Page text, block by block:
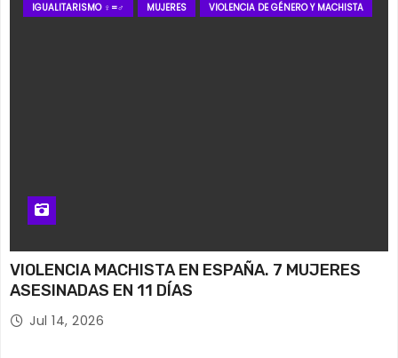
IGUALITARISMO ♀=♂ MUJERES VIOLENCIA DE GÉNERO Y MACHISTA
VIOLENCIA MACHISTA EN ESPAÑA. 7 MUJERES
ASESINADAS EN 11 DÍAS
Jul 14, 2026